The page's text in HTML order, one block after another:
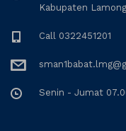
Kabupaten
Call 0322451201
Senin - Jumat